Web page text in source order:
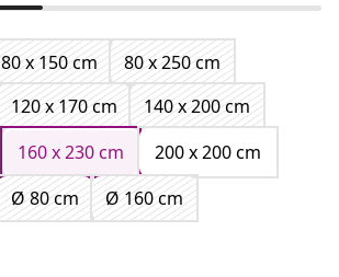
80 x 150 cm
80 x 250 cm
120 x 170 cm
140 x 200 cm
160 x 230 cm
200 x 200 cm
Ø 80 cm Ø 160 cm